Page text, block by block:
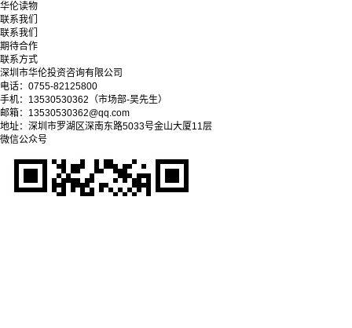
华伦读物
联系我们
联系我们
期待合作
联系方式
深圳市华伦投资咨询有限公司
电话：0755-82125800
手机：13530530362（市场部-吴先生）
邮箱：13530530362@qq.com
地址：深圳市罗湖区深南东路5033号金山大厦11层
微信公众号